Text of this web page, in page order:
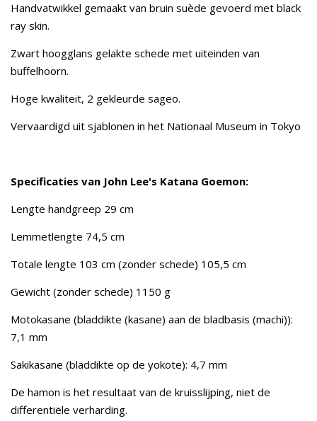
Handvatwikkel gemaakt van bruin suède gevoerd met black
ray skin.
Zwart hoogglans gelakte schede met uiteinden van
buffelhoorn.
Hoge kwaliteit, 2 gekleurde sageo.
Vervaardigd uit sjablonen in het Nationaal Museum in Tokyo
Specificaties van John Lee's Katana Goemon:
Lengte handgreep 29 cm
Lemmetlengte 74,5 cm
Totale lengte 103 cm (zonder schede) 105,5 cm
Gewicht (zonder schede) 1150 g
Motokasane (bladdikte (kasane) aan de bladbasis (machi)):
7,1 mm
Sakikasane (bladdikte op de yokote): 4,7 mm
De hamon is het resultaat van de kruisslijping, niet de
differentiële verharding.